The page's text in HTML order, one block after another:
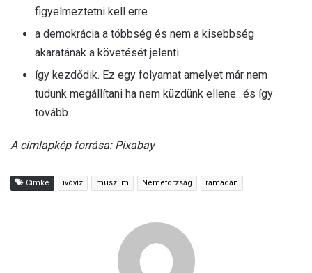
figyelmeztetni kell erre
a demokrácia a többség és nem a kisebbség
akaratának a követését jelenti
így kezdődik. Ez egy folyamat amelyet már nem
tudunk megállítani ha nem küzdünk ellene…és így
tovább
A címlapkép forrása: Pixabay
Címke ivóvíz muszlim Németorzság ramadán